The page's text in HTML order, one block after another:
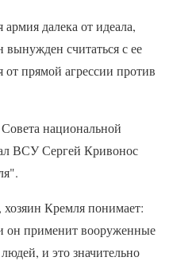
далека от идеала,
считаться с ее
от прямой агрессии против
национальной
ВСУ Сергей Кривонос
Кремля понимает:
он применит вооруженные
и это значительно